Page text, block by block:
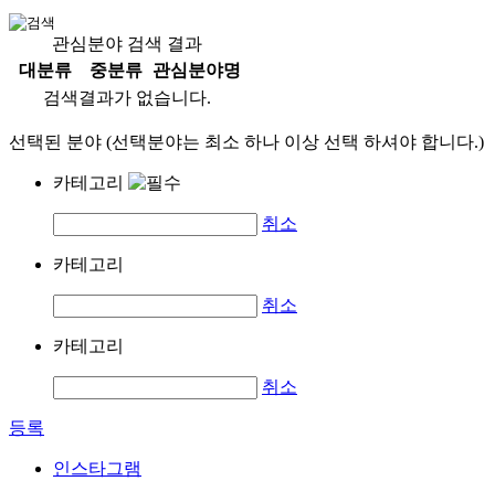
관심분야 검색 결과
대분류
중분류
관심분야명
검색결과가 없습니다.
선택된 분야 (선택분야는 최소 하나 이상 선택 하셔야 합니다.)
카테고리
취소
카테고리
취소
카테고리
취소
등록
인스타그램